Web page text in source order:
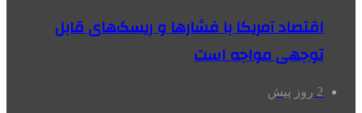
اقتصاد آمریکا با فشارها و ریسک‌های قابل
توجهی مواجه است
2 روز پیش